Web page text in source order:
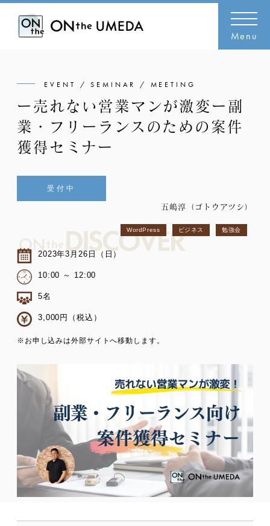
Menu
EVENT / SEMINAR / MEETING
ー売れない営業マンが激変ー副
業・フリーランスのための案件
獲得セミナー
受付中
五嶋淳（ゴトウアツシ）
WordPress ビジネス 勉強会
2023年3月26日（日）
10:00 ～ 12:00
5名
3,000円（税込）
※お申し込みは外部サイトへ移動します。